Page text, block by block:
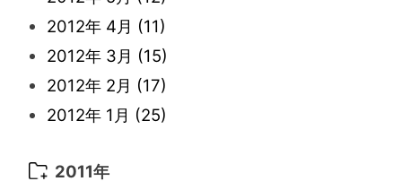
2015年 1月 (3)
2014年 2月 (9)
2014年 1月 (9)
2013年 3月 (9)
2013年 2月 (17)
2013年 1月 (8)
2012年 4月 (11)
2012年 3月 (15)
2012年 2月 (17)
2012年 1月 (25)
2011年